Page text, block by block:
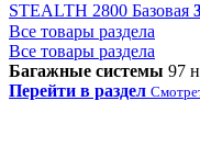
STEALTH 2800 Базовая
Все товары раздела
Все товары раздела
Багажные системы 97
Перейти в раздел